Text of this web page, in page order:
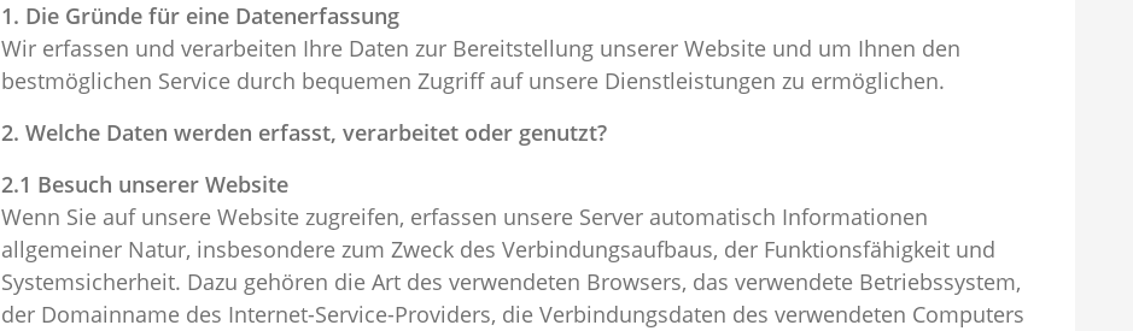
1. Die Gründe für eine Datenerfassung
Wir erfassen und verarbeiten Ihre Daten zur Bereitstellung unserer Website und um Ihnen den
bestmöglichen Service durch bequemen Zugriff auf unsere Dienstleistungen zu ermöglichen.
2. Welche Daten werden erfasst, verarbeitet oder genutzt?
2.1 Besuch unserer Website
Wenn Sie auf unsere Website zugreifen, erfassen unsere Server automatisch Informationen
allgemeiner Natur, insbesondere zum Zweck des Verbindungsaufbaus, der Funktionsfähigkeit und
Systemsicherheit. Dazu gehören die Art des verwendeten Browsers, das verwendete Betriebssystem,
der Domainname des Internet-Service-Providers, die Verbindungsdaten des verwendeten Computers